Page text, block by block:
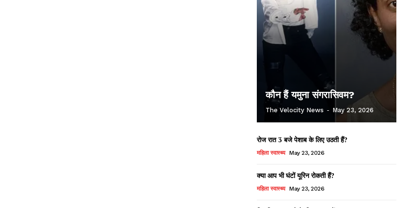
कौन हैं यमुना संगरासिवम?
The Velocity News - May 23, 2026
रोज रात 3 बजे पेशाब के लिए उठती हैं?
महिला स्वास्थ्य May 23, 2026
क्या आप भी घंटों यूरिन रोकती हैं?
महिला स्वास्थ्य May 23, 2026